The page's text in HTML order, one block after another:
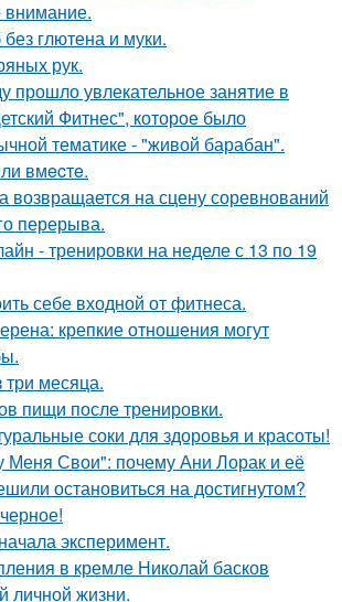
внимание.
глютена и муки.
рук.
прошло увлекательное занятие в
Фитнес", которое было
тематике - "живой барабан".
вмecтe.
возвращается на сцену соревнований
перерыва.
- тренировки на неделе с 13 по 19
себе входной от фитнеса.
крепкие отношения могут
месяца.
пищи после тренировки.
соки для здоровья и красоты!
Меня Свои": почему Ани Лорак и её
остановиться на достигнутом?
эксперимент.
в кремле Николай басков
личной жизни.